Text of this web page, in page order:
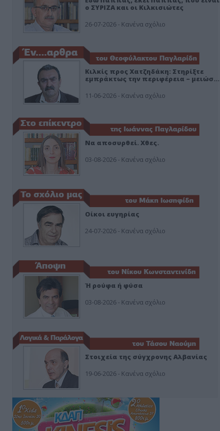
ο ΣΥΡΙΖΑ και οι Κιλκισιώτες
26-07-2026 - Κανένα σχόλιο
Κιλκίς προς Χατζηδάκη: Στηρίξτε
εμπράκτως την περιφέρεια – μειώσ…
11-06-2026 - Κανένα σχόλιο
Να αποσυρθεί. Χθες.
03-08-2026 - Κανένα σχόλιο
Οίκοι ευγηρίας
24-07-2026 - Κανένα σχόλιο
Ή ρούφα ή φύσα
03-08-2026 - Κανένα σχόλιο
Στοιχεία της σύγχρονης Αλβανίας
19-06-2026 - Κανένα σχόλιο